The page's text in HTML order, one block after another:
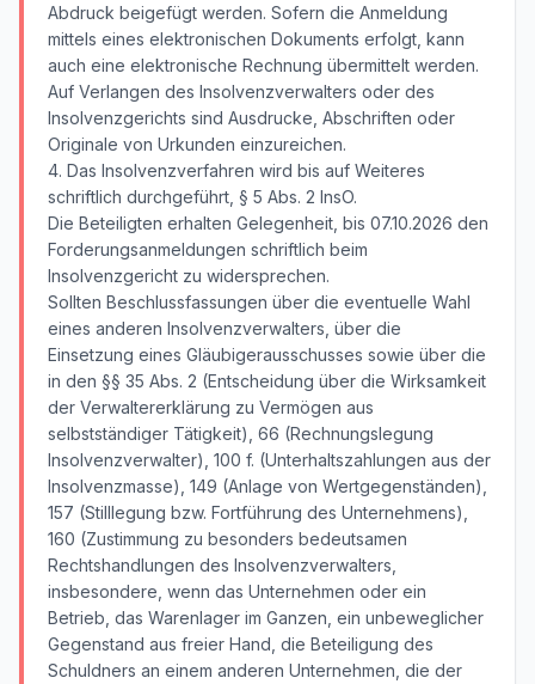
Abdruck beigefügt werden. Sofern die Anmeldung
mittels eines elektronischen Dokuments erfolgt, kann
auch eine elektronische Rechnung übermittelt werden.
Auf Verlangen des Insolvenzverwalters oder des
Insolvenzgerichts sind Ausdrucke, Abschriften oder
Originale von Urkunden einzureichen.
4. Das Insolvenzverfahren wird bis auf Weiteres
schriftlich durchgeführt, § 5 Abs. 2 InsO.
Die Beteiligten erhalten Gelegenheit, bis 07.10.2026 den
Forderungsanmeldungen schriftlich beim
Insolvenzgericht zu widersprechen.
Sollten Beschlussfassungen über die eventuelle Wahl
eines anderen Insolvenzverwalters, über die
Einsetzung eines Gläubigerausschusses sowie über die
in den §§ 35 Abs. 2 (Entscheidung über die Wirksamkeit
der Verwaltererklärung zu Vermögen aus
selbstständiger Tätigkeit), 66 (Rechnungslegung
Insolvenzverwalter), 100 f. (Unterhaltszahlungen aus der
Insolvenzmasse), 149 (Anlage von Wertgegenständen),
157 (Stilllegung bzw. Fortführung des Unternehmens),
160 (Zustimmung zu besonders bedeutsamen
Rechtshandlungen des Insolvenzverwalters,
insbesondere, wenn das Unternehmen oder ein
Betrieb, das Warenlager im Ganzen, ein unbeweglicher
Gegenstand aus freier Hand, die Beteiligung des
Schuldners an einem anderen Unternehmen, die der